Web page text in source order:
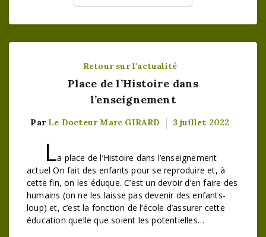
Retour sur l'actualité
Place de l’Histoire dans
l’enseignement
Par Le Docteur Marc GIRARD 3 juillet 2022
La place de l’Histoire dans l’enseignement
actuel On fait des enfants pour se reproduire et, à
cette fin, on les éduque. C’est un devoir d’en faire des
humains (on ne les laisse pas devenir des enfants-
loup) et, c’est la fonction de l’école d’assurer cette
éducation quelle que soient les potentielles…